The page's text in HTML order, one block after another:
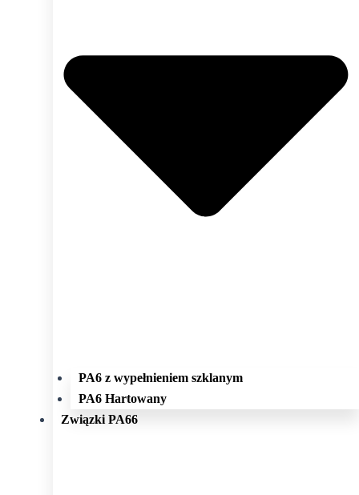
PA6 z wypełnieniem szklanym
PA6 Hartowany
Związki PA66